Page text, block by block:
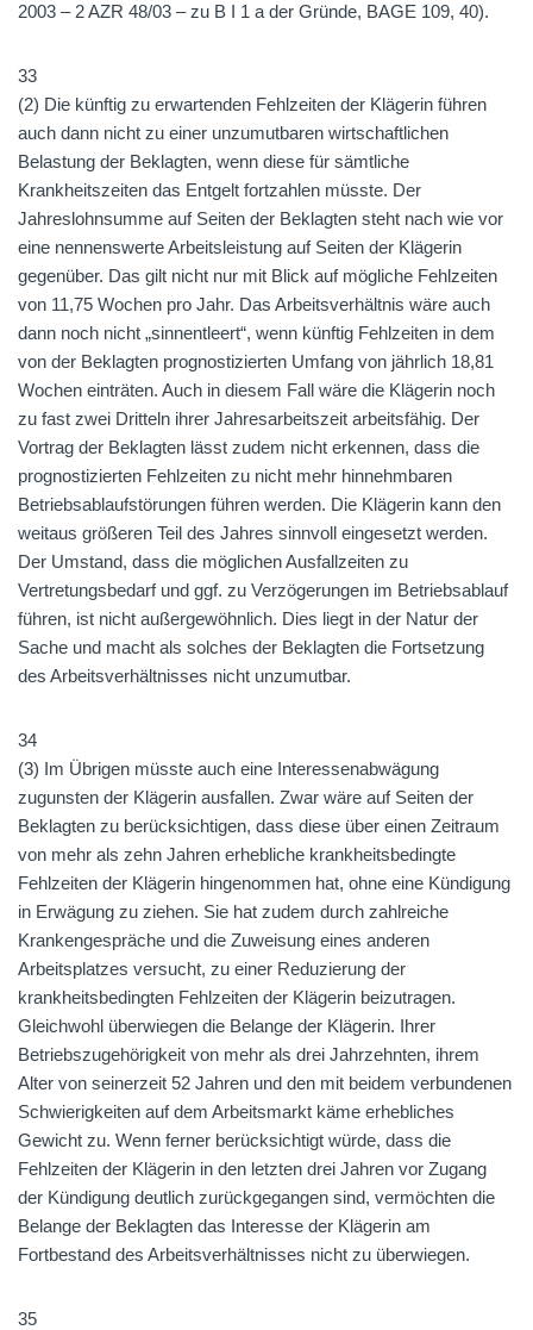
2003 – 2 AZR 48/03 – zu B I 1 a der Gründe, BAGE 109, 40).
33
(2) Die künftig zu erwartenden Fehlzeiten der Klägerin führen
auch dann nicht zu einer unzumutbaren wirtschaftlichen
Belastung der Beklagten, wenn diese für sämtliche
Krankheitszeiten das Entgelt fortzahlen müsste. Der
Jahreslohnsumme auf Seiten der Beklagten steht nach wie vor
eine nennenswerte Arbeitsleistung auf Seiten der Klägerin
gegenüber. Das gilt nicht nur mit Blick auf mögliche Fehlzeiten
von 11,75 Wochen pro Jahr. Das Arbeitsverhältnis wäre auch
dann noch nicht „sinnentleert“, wenn künftig Fehlzeiten in dem
von der Beklagten prognostizierten Umfang von jährlich 18,81
Wochen einträten. Auch in diesem Fall wäre die Klägerin noch
zu fast zwei Dritteln ihrer Jahresarbeitszeit arbeitsfähig. Der
Vortrag der Beklagten lässt zudem nicht erkennen, dass die
prognostizierten Fehlzeiten zu nicht mehr hinnehmbaren
Betriebsablaufstörungen führen werden. Die Klägerin kann den
weitaus größeren Teil des Jahres sinnvoll eingesetzt werden.
Der Umstand, dass die möglichen Ausfallzeiten zu
Vertretungsbedarf und ggf. zu Verzögerungen im Betriebsablauf
führen, ist nicht außergewöhnlich. Dies liegt in der Natur der
Sache und macht als solches der Beklagten die Fortsetzung
des Arbeitsverhältnisses nicht unzumutbar.
34
(3) Im Übrigen müsste auch eine Interessenabwägung
zugunsten der Klägerin ausfallen. Zwar wäre auf Seiten der
Beklagten zu berücksichtigen, dass diese über einen Zeitraum
von mehr als zehn Jahren erhebliche krankheitsbedingte
Fehlzeiten der Klägerin hingenommen hat, ohne eine Kündigung
in Erwägung zu ziehen. Sie hat zudem durch zahlreiche
Krankengespräche und die Zuweisung eines anderen
Arbeitsplatzes versucht, zu einer Reduzierung der
krankheitsbedingten Fehlzeiten der Klägerin beizutragen.
Gleichwohl überwiegen die Belange der Klägerin. Ihrer
Betriebszugehörigkeit von mehr als drei Jahrzehnten, ihrem
Alter von seinerzeit 52 Jahren und den mit beidem verbundenen
Schwierigkeiten auf dem Arbeitsmarkt käme erhebliches
Gewicht zu. Wenn ferner berücksichtigt würde, dass die
Fehlzeiten der Klägerin in den letzten drei Jahren vor Zugang
der Kündigung deutlich zurückgegangen sind, vermöchten die
Belange der Beklagten das Interesse der Klägerin am
Fortbestand des Arbeitsverhältnisses nicht zu überwiegen.
35